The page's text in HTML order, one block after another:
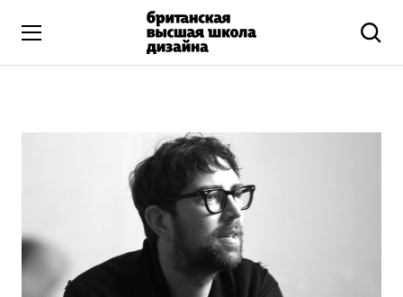
Искусство и дизайн
Подготовительные курсы
Бизнес и маркетинг
Все программы
Дополнительное образование